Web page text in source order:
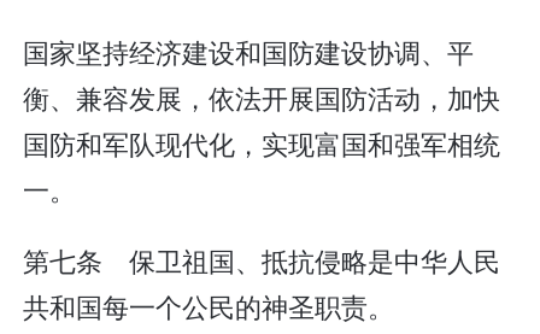
国家坚持经济建设和国防建设协调、平
衡、兼容发展，依法开展国防活动，加快
国防和军队现代化，实现富国和强军相统
一。
第七条 保卫祖国、抵抗侵略是中华人民
共和国每一个公民的神圣职责。